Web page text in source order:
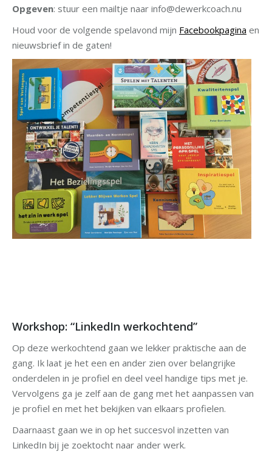
Opgeven: stuur een mailtje naar info@dewerkcoach.nu
Houd voor de volgende spelavond mijn Facebookpagina en
nieuwsbrief in de gaten!
Workshop: “LinkedIn werkochtend”
Op deze werkochtend gaan we lekker praktische aan de
gang. Ik laat je het een en ander zien over belangrijke
onderdelen in je profiel en deel veel handige tips met je.
Vervolgens ga je zelf aan de gang met het aanpassen van
je profiel en met het bekijken van elkaars profielen.
Daarnaast gaan we in op het succesvol inzetten van
LinkedIn bij je zoektocht naar ander werk.